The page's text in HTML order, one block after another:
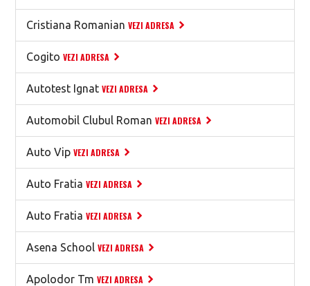
Cristiana Romanian VEZI ADRESA
Cogito VEZI ADRESA
Autotest Ignat VEZI ADRESA
Automobil Clubul Roman VEZI ADRESA
Auto Vip VEZI ADRESA
Auto Fratia VEZI ADRESA
Auto Fratia VEZI ADRESA
Asena School VEZI ADRESA
Apolodor Tm VEZI ADRESA